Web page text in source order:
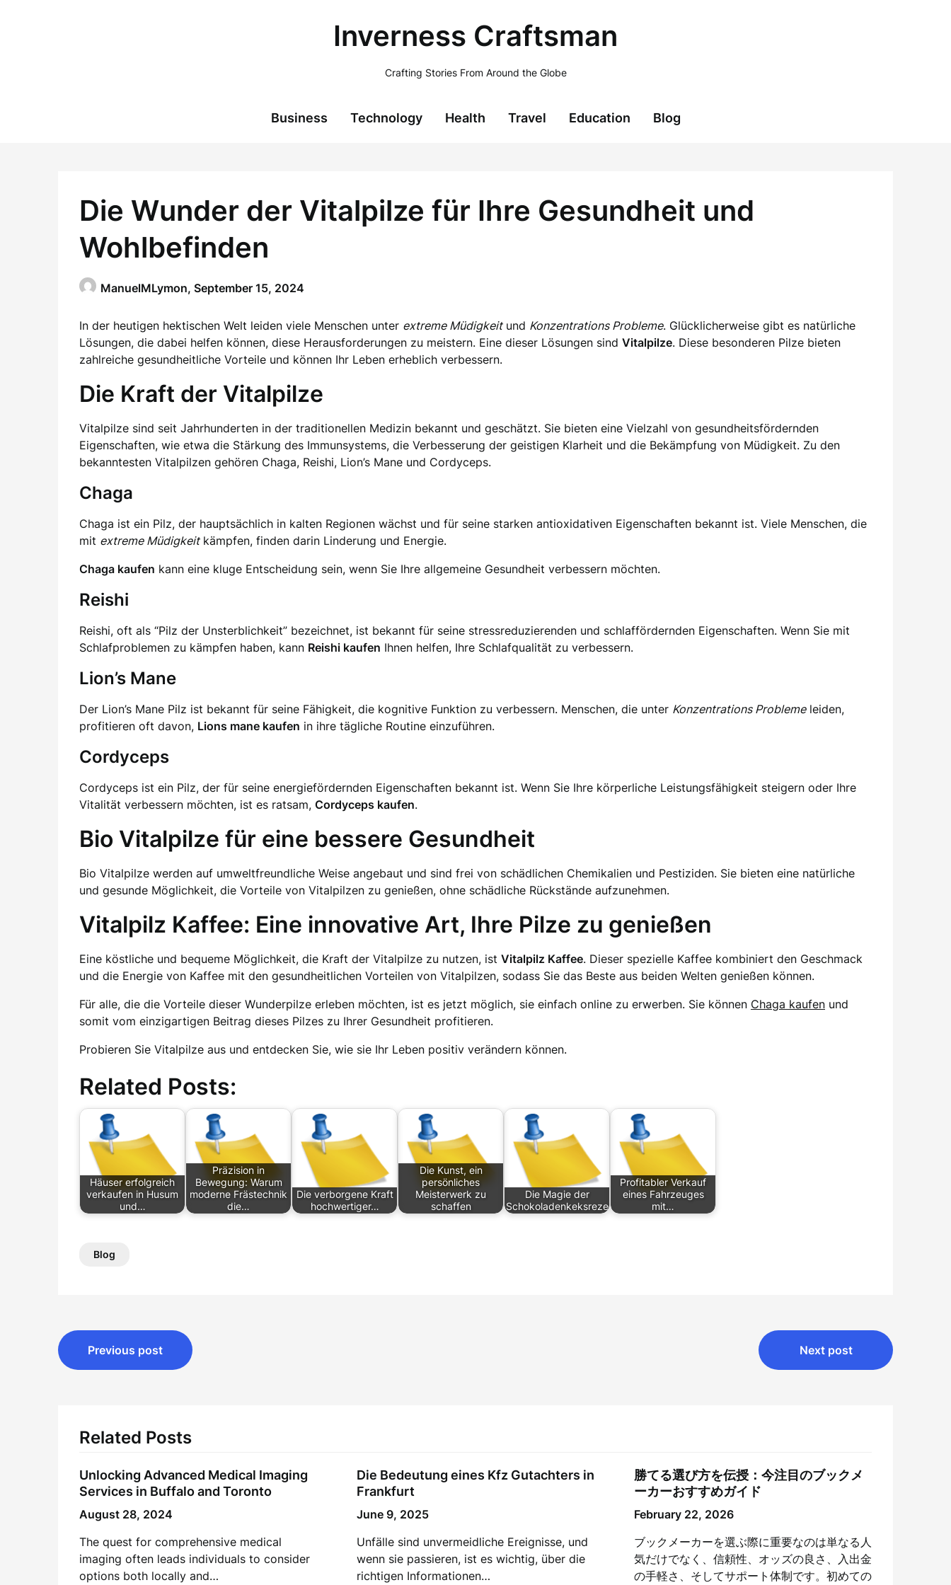
Inverness Craftsman
Crafting Stories From Around the Globe
Business Technology Health Travel Education Blog
Die Wunder der Vitalpilze für Ihre Gesundheit und
Wohlbefinden
ManuelMLymon, September 15, 2024
In der heutigen hektischen Welt leiden viele Menschen unter extreme Müdigkeitund Konzentrations Probleme. Glücklicherweise gibt es natürliche
Lösungen, die dabei helfen können, diese Herausforderungen zu meistern. Eine dieser Lösungen sind Vitalpilze. Diese besonderen Pilze bieten
zahlreiche gesundheitliche Vorteile und können Ihr Leben erheblich verbessern.
Die Kraft der Vitalpilze
Vitalpilze sind seit Jahrhunderten in der traditionellen Medizin bekannt und geschätzt. Sie bieten eine Vielzahl von gesundheitsfördernden
Eigenschaften, wie etwa die Stärkung des Immunsystems, die Verbesserung der geistigen Klarheit und die Bekämpfung von Müdigkeit. Zu den
bekanntesten Vitalpilzen gehören Chaga, Reishi, Lion’s Mane und Cordyceps.
Chaga
Chaga ist ein Pilz, der hauptsächlich in kalten Regionen wächst und für seine starken antioxidativen Eigenschaften bekannt ist. Viele Menschen, die
mit extreme Müdigkeitkämpfen, finden darin Linderung und Energie.
Chaga kaufen kann eine kluge Entscheidung sein, wenn Sie Ihre allgemeine Gesundheit verbessern möchten.
Reishi
Reishi, oft als “Pilz der Unsterblichkeit” bezeichnet, ist bekannt für seine stressreduzierenden und schlaffördernden Eigenschaften. Wenn Sie mit
Schlafproblemen zu kämpfen haben, kann Reishi kaufen Ihnen helfen, Ihre Schlafqualität zu verbessern.
Lion’s Mane
Der Lion’s Mane Pilz ist bekannt für seine Fähigkeit, die kognitive Funktion zu verbessern. Menschen, die unter Konzentrations Problemeleiden,
profitieren oft davon, Lions mane kaufen in ihre tägliche Routine einzuführen.
Cordyceps
Cordyceps ist ein Pilz, der für seine energiefördernden Eigenschaften bekannt ist. Wenn Sie Ihre körperliche Leistungsfähigkeit steigern oder Ihre
Vitalität verbessern möchten, ist es ratsam, Cordyceps kaufen.
Bio Vitalpilze für eine bessere Gesundheit
Bio Vitalpilze werden auf umweltfreundliche Weise angebaut und sind frei von schädlichen Chemikalien und Pestiziden. Sie bieten eine natürliche
und gesunde Möglichkeit, die Vorteile von Vitalpilzen zu genießen, ohne schädliche Rückstände aufzunehmen.
Vitalpilz Kaffee: Eine innovative Art, Ihre Pilze zu genießen
Eine köstliche und bequeme Möglichkeit, die Kraft der Vitalpilze zu nutzen, ist Vitalpilz Kaffee. Dieser spezielle Kaffee kombiniert den Geschmack
und die Energie von Kaffee mit den gesundheitlichen Vorteilen von Vitalpilzen, sodass Sie das Beste aus beiden Welten genießen können.
Für alle, die die Vorteile dieser Wunderpilze erleben möchten, ist es jetzt möglich, sie einfach online zu erwerben. Sie können Chaga kaufen und
somit vom einzigartigen Beitrag dieses Pilzes zu Ihrer Gesundheit profitieren.
Probieren Sie Vitalpilze aus und entdecken Sie, wie sie Ihr Leben positiv verändern können.
Related Posts:
Häuser erfolgreich
verkaufen in Husum
und…
Präzision in
Bewegung: Warum
moderne Frästechnik
die…
Die verborgene Kraft
hochwertiger…
Die Kunst, ein
persönliches
Meisterwerk zu
schaffen
Die Magie der
Schokoladenkeksrezeptur
Profitabler Verkauf
eines Fahrzeuges
mit…
Blog
Post
navigation
Previous post Next post
Related Posts
Unlocking Advanced Medical Imaging
Services in Buffalo and Toronto
August 28, 2024
The quest for comprehensive medical
imaging often leads individuals to consider
options both locally and…
Die Bedeutung eines Kfz Gutachters in
Frankfurt
June 9, 2025
Unfälle sind unvermeidliche Ereignisse, und
wenn sie passieren, ist es wichtig, über die
richtigen Informationen…
勝てる選び方を伝授：今注目のブックメ
ーカーおすすめガイド
February 22, 2026
ブックメーカーを選ぶ際に重要なのは単なる人
気だけでなく、信頼性、オッズの良さ、入出金
の手軽さ、そしてサポート体制です。初めての